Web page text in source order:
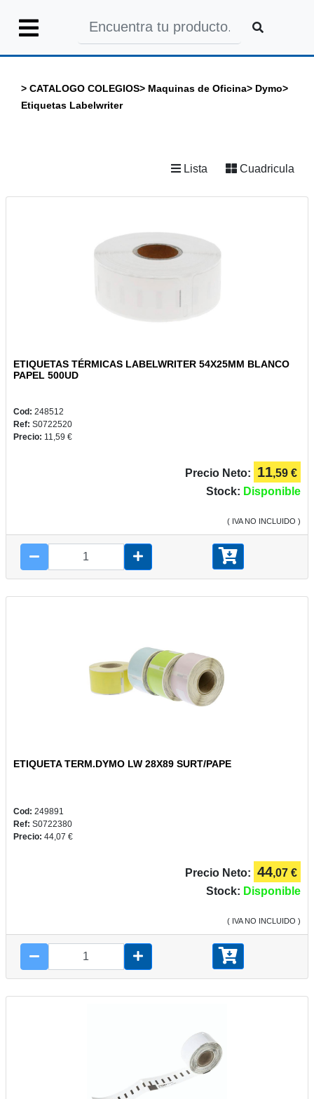
> CATALOGO COLEGIOS> Maquinas de Oficina> Dymo>
Etiquetas Labelwriter
Lista Cuadricula
ETIQUETAS TÉRMICAS LABELWRITER 54X25MM BLANCO
PAPEL 500UD
Cod: 248512
Ref: S0722520
Precio: 11,59 €
Precio Neto: 11,59 €
Stock: Disponible
( IVA NO INCLUIDO )
ETIQUETA TERM.DYMO LW 28X89 SURT/PAPE
Cod: 249891
Ref: S0722380
Precio: 44,07 €
Precio Neto: 44,07 €
Stock: Disponible
( IVA NO INCLUIDO )
Sesión
CATALOGO
PLUS
CAMPUS
JUEGOS
BELLAS